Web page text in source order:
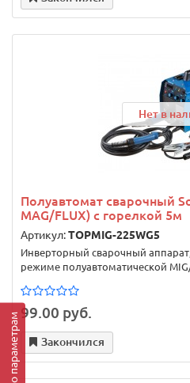
Нет в
Полуавтомат сварочный
MAG/FLUX) с горелкой 5м
Артикул:TOPMIG-225WG5
Инверторный сварочный
режиме полуавтоматической
99.00 руб.
Закончился